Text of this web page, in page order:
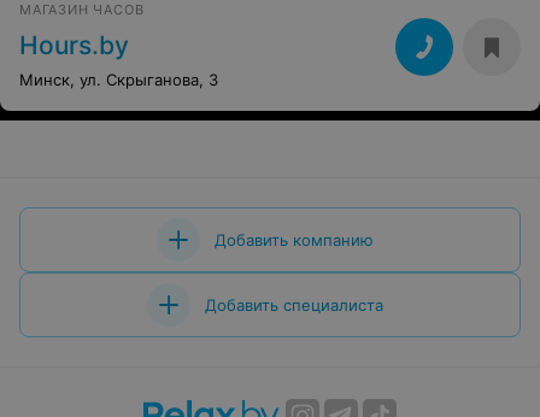
МАГАЗИН ЧАСОВ
Hours.by
Минск, ул. Скрыганова, 3
Добавить компанию
Добавить специалиста